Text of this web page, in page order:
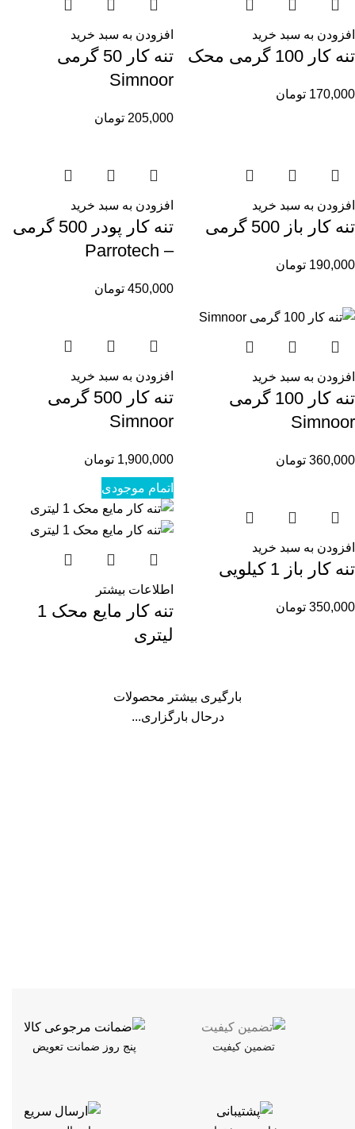
افزودن به سبد خرید
تنه کار 100 گرمی محک
170,000 تومان
افزودن به سبد خرید
تنه کار 50 گرمی
Simnoor
205,000 تومان
افزودن به سبد خرید
تنه کار باز 500 گرمی
190,000 تومان
افزودن به سبد خرید
تنه کار پودر 500 گرمی
– Parrotech
450,000 تومان
افزودن به سبد خرید
تنه کار 100 گرمی
Simnoor
360,000 تومان
افزودن به سبد خرید
تنه کار 500 گرمی
Simnoor
1,900,000 تومان
افزودن به سبد خرید
تنه کار باز 1 کیلویی
350,000 تومان
اتمام موجودی
اطلاعات بیشتر
تنه کار مایع محک 1
لیتری
بارگیری بیشتر محصولات
درحال بارگزاری...
تضمین کیفیت پنج روز ضمانت تعویض